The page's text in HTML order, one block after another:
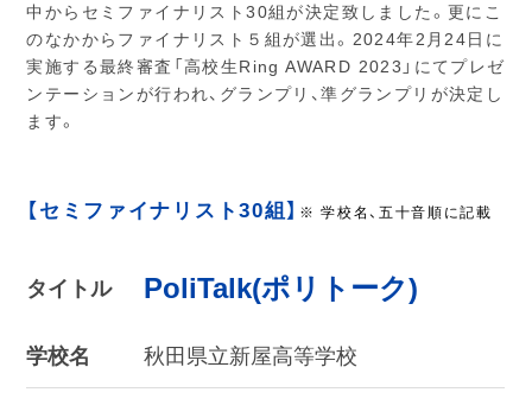
中からセミファイナリスト30組が決定致しました。更にこ
のなかからファイナリスト５組が選出。2024年2月24日に
実施する最終審査「高校生Ring AWARD 2023」にてプレゼ
ンテーションが行われ、グランプリ、準グランプリが決定し
ます。
【セミファイナリスト30組】 ※ 学校名、五十音順に記載
タイトル PoliTalk(ポリトーク)
学校名 秋田県立新屋高等学校